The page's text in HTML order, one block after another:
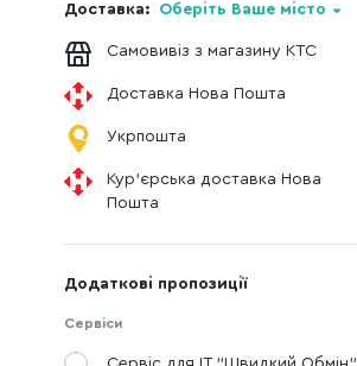
Доставка: Оберіть Ваше місто
Самовивіз з магазину КТС
Доставка Нова Пошта
Укрпошта
Кур'єрська доставка Нова
Пошта
Додаткові пропозиції
Сервіси